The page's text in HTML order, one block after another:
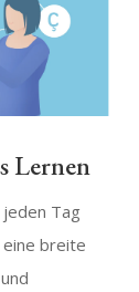
Lernen
Tag
breite